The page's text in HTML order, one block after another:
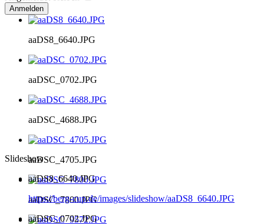
Anmelden
aaDS8_6640.JPG
aaDSC_0702.JPG
aaDSC_4688.JPG
aaDSC_4705.JPG
aaDSC_7800.JPG
Slideshow
aaDS8_6640.JPG
https://berg-cup.de/images/slideshow/aaDS8_6640.JPG
aaDSC_0702.JPG